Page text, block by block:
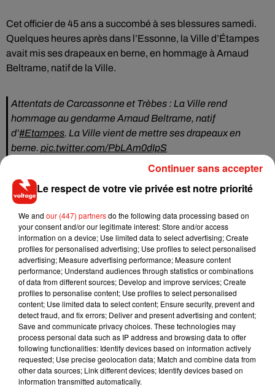
Cet officier de 45 ans a succombé à ses blessures samedi.
Quelques heures après dans l’Essonne, la Ville d’Étampes
avait mis ses drapeaux en berne, en hommage à Arnaud
Beltrame, natif de la Ville.
Attentats de Carcassonne et Trèbes : La Ville rend
hommage au gendarme Arnaud Beltrame, natif
d’#Etampes. La Ville vient de mettre ses drapeaux en
berne. pic.twitter.com/PbLAm0dIpS
— Mairie d'Etampes (@MairieEtampes)24 mars 2018
Musique
7 août 2026
RÜFÜS DU SOL annonce un nouvel
album après sa tournée mondiale
7 août 2026
Angèle et Amélie Lens dévoilent leur
collaboration tant attendue
Le respect de votre vie privée est notre priorité
We and our (447) partnersdo the following data processing based on
your consent and/or our legitimate interest: Store and/or access
information on a device; Use limited data to select advertising; Create
profiles for personalised advertising; Use profiles to select personalised
advertising; Measure advertising performance; Measure content
performance; Understand audiences through statistics or combinations
of data from different sources; Develop and improve services; Create
profiles to personalise content; Use profiles to select personalised
content; Use limited data to select content; Ensure security, prevent and
detect fraud, and fix errors; Deliver and present advertising and content;
Save and communicate privacy choices. These technologies may
process personal data such as IP address and browsing data to offer
following functionalities: Identify devices based on information actively
requested; Use precise geolocation data; Match and combine data from
other data sources; Link different devices; Identify devices based on
information transmitted automatically.
Continuer sans accepter